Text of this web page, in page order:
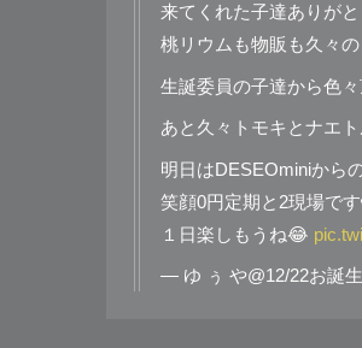
来てくれた子達ありが
桃リウムも物販も久々
生誕委員の子達から色
あと久々トモキとナエ
明日はDESEOminiから
笑顔0円定期と2現場で
１日楽しもうね😂
— ゆ ぅ や@12/22お誕